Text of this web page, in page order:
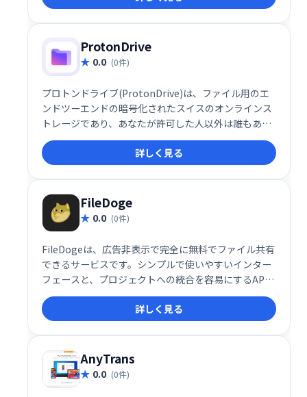
ProtonDrive
0.0 (0件)
プロトンドライブ(ProtonDrive)は、ファイル用のエ
ンドツーエンドの暗号化されたスイスのオンラインス
トレージであり、あなたが許可した人以外は誰もあな
たのデータにアクセスできないようにします。
詳しく見る
FileDoge
0.0 (0件)
FileDogeは、広告非表示で完全に無料でファイル共有
できるサービスです。シンプルで使いやすいインター
フェースと、プロジェクトへの統合を容易にするAPI
を提供しています。手軽にファイルを共有したい個人
や、API連携によるシステム構築を検討する開発者に
も最適です。
詳しく見る
AnyTrans
0.0 (0件)